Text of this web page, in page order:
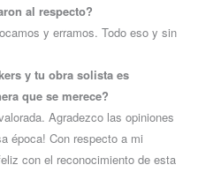
al respecto?
y erramos. Todo eso y sin
y tu obra solista es
que se merece?
Agradezco las opiniones
época! Con respecto a mi
con el reconocimiento de esta